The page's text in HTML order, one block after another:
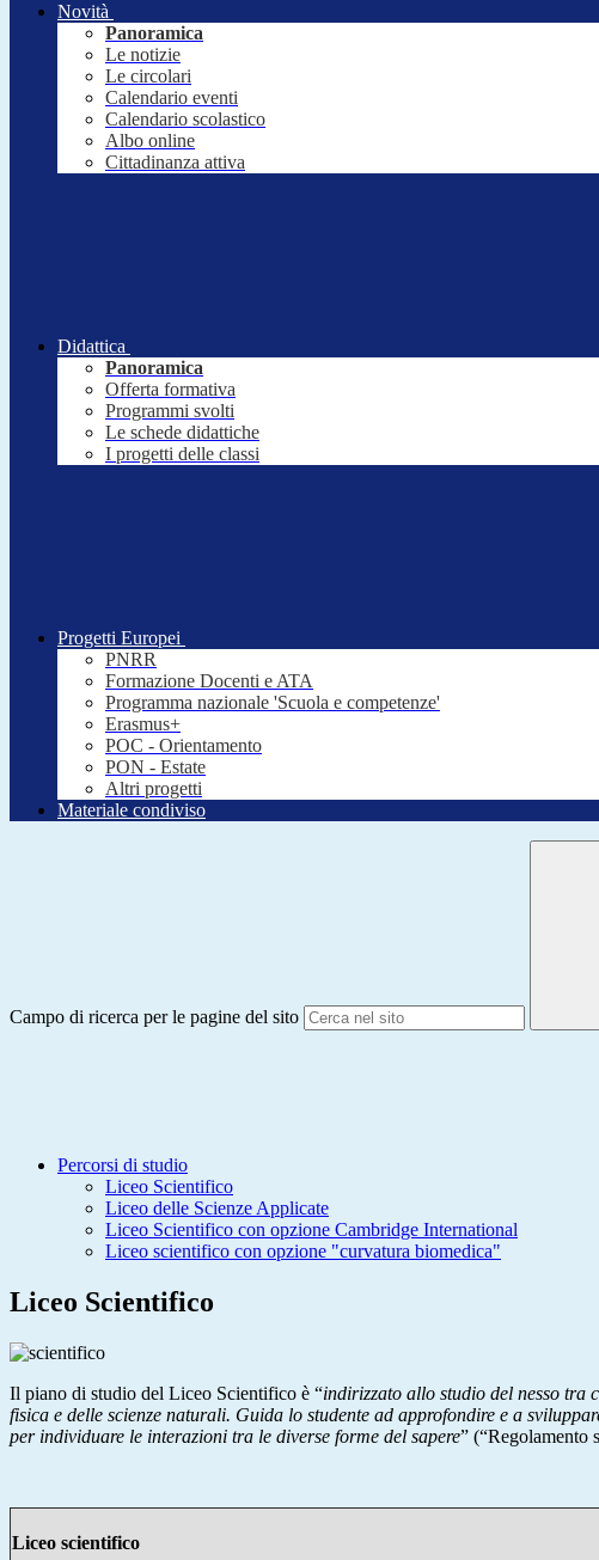
Novità
Panoramica
Le notizie
Le circolari
Calendario eventi
Calendario scolastico
Albo online
Cittadinanza attiva
Didattica
Panoramica
Offerta formativa
Programmi svolti
Le schede didattiche
I progetti delle classi
Progetti Europei
PNRR
Formazione Docenti e ATA
Programma nazionale 'Scuola e competenze'
Erasmus+
POC - Orientamento
PON - Estate
Altri progetti
Materiale condiviso
Campo di ricerca per le pagine del sito
Percorsi di studio
Liceo Scientifico
Liceo delle Scienze Applicate
Liceo Scientifico con opzione Cambridge International
Liceo scientifico con opzione "curvatura biomedica"
Liceo Scientifico
Il piano di studio del Liceo Scientifico è “indirizzato allo studio del nesso tra
fisica e delle scienze naturali. Guida lo studente ad approfondire e a
per individuare le interazioni tra le diverse forme del sapere” (“Regolamento
Liceo scientifico